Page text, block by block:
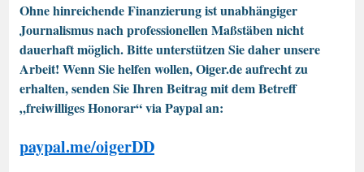
Ohne hinreichende Finanzierung ist unabhängiger
Journalismus nach professionellen Maßstäben nicht
dauerhaft möglich. Bitte unterstützen Sie daher unsere
Arbeit! Wenn Sie helfen wollen, Oiger.de aufrecht zu
erhalten, senden Sie Ihren Beitrag mit dem Betreff
„freiwilliges Honorar“ via Paypal an:
paypal.me/oigerDD